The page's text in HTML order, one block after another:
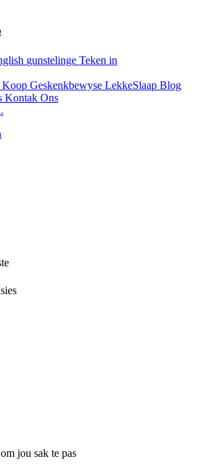
gunstelinge Teken in
Koop Geskenkbewyse LekkeSlaap Blog
Kontak Ons
jou sak te pas